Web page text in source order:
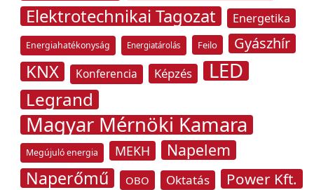
Elektrotechnikai Tagozat Energetika
Energiahatékonyság Energiatárolás Feilo Gyászhír
KNX Konferencia Képzés LED
Legrand
Magyar Mérnöki Kamara
Megújuló energia MEKH Napelem
Naperőmű OBO Oktatás Power Kft.